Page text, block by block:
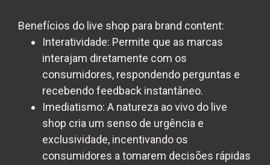
Benefícios do live shop para brand content:
Interatividade: Permite que as marcas
interajam diretamente com os
consumidores, respondendo perguntas e
recebendo feedback instantâneo.
Imediatismo: A natureza ao vivo do live
shop cria um senso de urgência e
exclusividade, incentivando os
consumidores a tomarem decisões rápidas